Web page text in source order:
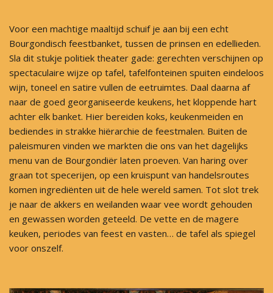
Voor een machtige maaltijd schuif je aan bij een echt
Bourgondisch feestbanket, tussen de prinsen en edellieden.
Sla dit stukje politiek theater gade: gerechten verschijnen op
spectaculaire wijze op tafel, tafelfonteinen spuiten eindeloos
wijn, toneel en satire vullen de eetruimtes. Daal daarna af
naar de goed georganiseerde keukens, het kloppende hart
achter elk banket. Hier bereiden koks, keukenmeiden en
bediendes in strakke hiërarchie de feestmalen. Buiten de
paleismuren vinden we markten die ons van het dagelijks
menu van de Bourgondiër laten proeven. Van haring over
graan tot specerijen, op een kruispunt van handelsroutes
komen ingrediënten uit de hele wereld samen. Tot slot trek
je naar de akkers en weilanden waar vee wordt gehouden
en gewassen worden geteeld. De vette en de magere
keuken, periodes van feest en vasten… de tafel als spiegel
voor onszelf.